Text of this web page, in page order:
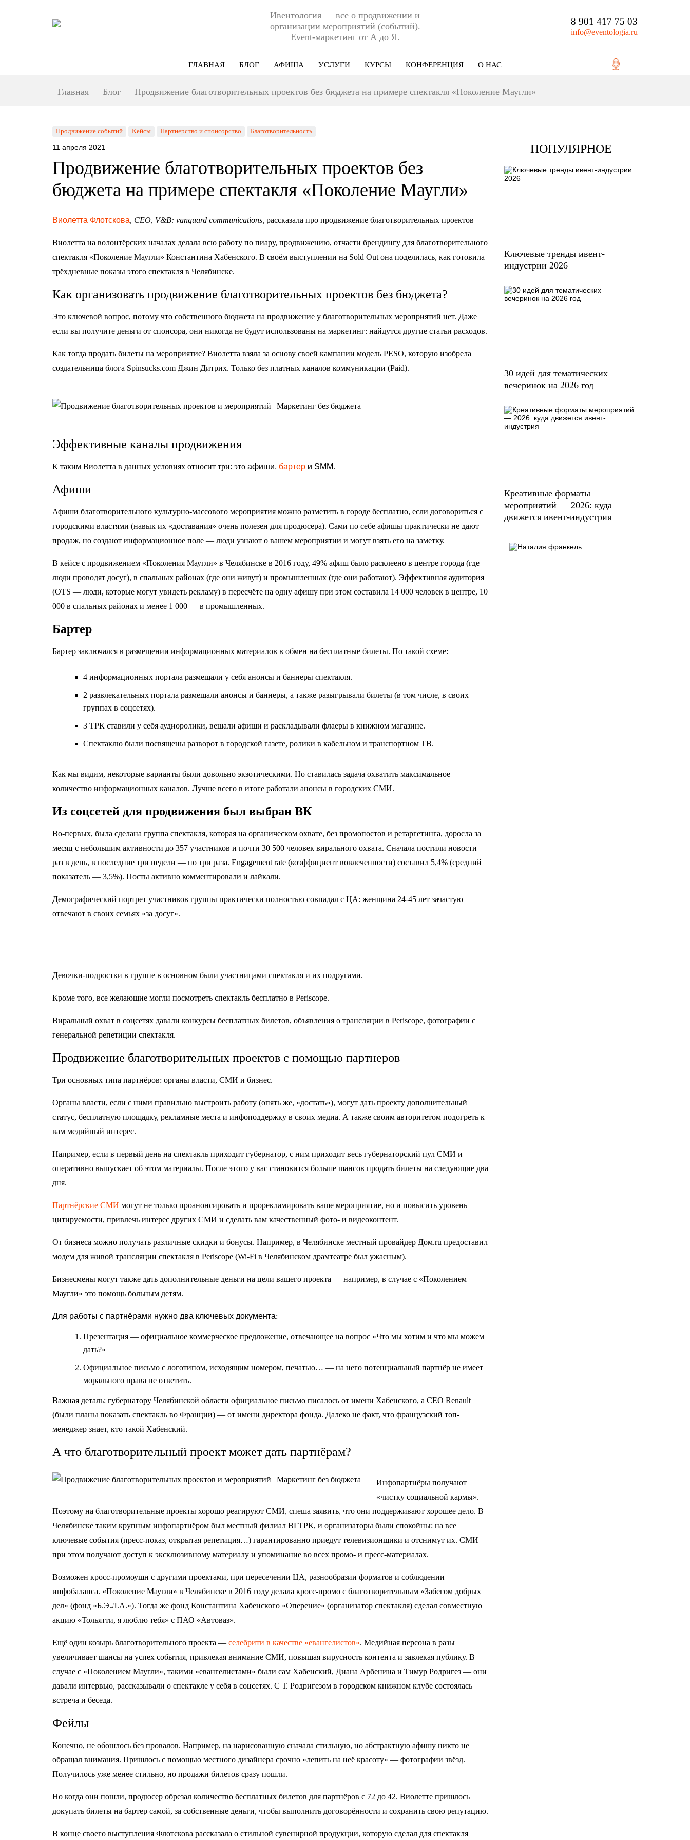
Ивентология — все о продвижении и
организации мероприятий (событий).
Event-маркетинг от А до Я.
8 901 417 75 03
info@eventologia.ru
ГЛАВНАЯ БЛОГ АФИША УСЛУГИ КУРСЫ КОНФЕРЕНЦИЯ О НАС
Главная Блог Продвижение благотворительных проектов без бюджета на примере спектакля «Поколение Маугли»
Продвижение событий Кейсы Партнерство и спонсорство Благотворительность
11 апреля 2021
Продвижение благотворительных проектов без
бюджета на примере спектакля «Поколение Маугли»
Виолетта Флотскова, CEO, V&B: vanguard communications, рассказала про продвижение благотворительных проектов
Виолетта на волонтёрских началах делала всю работу по пиару, продвижению, отчасти брендингу для благотворительного
спектакля «Поколение Маугли» Константина Хабенского. В своём выступлении на Sold Out она поделилась, как готовила
трёхдневные показы этого спектакля в Челябинске.
Как организовать продвижение благотворительных проектов без бюджета?
Это ключевой вопрос, потому что собственного бюджета на продвижение у благотворительных мероприятий нет. Даже
если вы получите деньги от спонсора, они никогда не будут использованы на маркетинг: найдутся другие статьи расходов.
Как тогда продать билеты на мероприятие? Виолетта взяла за основу своей кампании модель PESO, которую изобрела
cоздательница блога Spinsucks.com Джин Дитрих. Только без платных каналов коммуникации (Paid).
Эффективные каналы продвижения
К таким Виолетта в данных условиях относит три: это афиши, бартер и SMM.
Афиши
Афиши благотворительного культурно-массового мероприятия можно разметить в городе бесплатно, если договориться с
городскими властями (навык их «доставания» очень полезен для продюсера). Сами по себе афишы практически не дают
продаж, но создают информационное поле — люди узнают о вашем мероприятии и могут взять его на заметку.
В кейсе с продвижением «Поколения Маугли» в Челябинске в 2016 году, 49% афиш было расклеено в центре города (где
люди проводят досуг), в спальных районах (где они живут) и промышленных (где они работают). Эффективная аудитория
(OTS — люди, которые могут увидеть рекламу) в пересчёте на одну афишу при этом составила 14 000 человек в центре, 10
000 в спальных районах и менее 1 000 — в промышленных.
Бартер
Бартер заключался в размещении информационных материалов в обмен на бесплатные билеты. По такой схеме:
4 информационных портала размещали у себя анонсы и баннеры спектакля.
2 развлекательных портала размещали анонсы и баннеры, а также разыгрывали билеты (в том числе, в своих
группах в соцсетях).
3 ТРК ставили у себя аудиоролики, вешали афиши и раскладывали флаеры в книжном магазине.
Спектаклю были посвящены разворот в городской газете, ролики в кабельном и транспортном ТВ.
Как мы видим, некоторые варианты были довольно экзотическими. Но ставилась задача охватить максимальное
количество информационных каналов. Лучше всего в итоге работали анонсы в городских СМИ.
Из соцсетей для продвижения был выбран ВК
Во-первых, была сделана группа спектакля, которая на органическом охвате, без промопостов и ретаргетинга, доросла за
месяц с небольшим активности до 357 участников и почти 30 500 человек вирального охвата. Сначала постили новости
раз в день, в последние три недели — по три раза. Engagement rate (коэффициент вовлеченности) составил 5,4% (средний
показатель — 3,5%). Посты активно комментировали и лайкали.
Демографический портрет участников группы практически полностью совпадал с ЦА: женщина 24-45 лет зачастую
отвечают в своих семьях «за досуг».
Девочки-подростки в группе в основном были участницами спектакля и их подругами.
Кроме того, все желающие могли посмотреть спектакль бесплатно в Periscope.
Виральный охват в соцсетях давали конкурсы бесплатных билетов, объявления о трансляции в Periscope, фотографии с
генеральной репетиции спектакля.
Продвижение благотворительных проектов с помощью партнеров
Три основных типа партнёров: органы власти, СМИ и бизнес.
Органы власти, если с ними правильно выстроить работу (опять же, «достать»), могут дать проекту дополнительный
статус, бесплатную площадку, рекламные места и инфоподдержку в своих медиа. А также своим авторитетом подогреть к
вам медийный интерес.
Например, если в первый день на спектакль приходит губернатор, с ним приходит весь губернаторский пул СМИ и
оперативно выпускает об этом материалы. После этого у вас становится больше шансов продать билеты на следующие два
дня.
Партнёрские СМИ могут не только проанонсировать и прорекламировать ваше мероприятие, но и повысить уровень
цитируемости, привлечь интерес других СМИ и сделать вам качественный фото- и видеоконтент.
От бизнеса можно получать различные скидки и бонусы. Например, в Челябинске местный провайдер Дом.ru предоставил
модем для живой трансляции спектакля в Periscope (Wi-Fi в Челябинском драмтеатре был ужасным).
Бизнесмены могут также дать дополнительные деньги на цели вашего проекта — например, в случае с «Поколением
Маугли» это помощь больным детям.
Для работы с партнёрами нужно два ключевых документа:
Презентация — официальное коммерческое предложение, отвечающее на вопрос «Что мы хотим и что мы можем
дать?»
Официальное письмо с логотипом, исходящим номером, печатью… — на него потенциальный партнёр не имеет
морального права не ответить.
Важная деталь: губернатору Челябинской области официальное письмо писалось от имени Хабенского, а CEO Renault
(были планы показать спектакль во Франции) — от имени директора фонда. Далеко не факт, что французский топ-
менеджер знает, кто такой Хабенский.
А что благотворительный проект может дать партнёрам?
Инфопартнёры получают
«чистку социальной кармы».
Поэтому на благотворительные проекты хорошо реагируют СМИ, спеша заявить, что они поддерживают хорошее дело. В
Челябинске таким крупным инфопартнёром был местный филиал ВГТРК, и организаторы были спокойны: на все
ключевые события (пресс-показ, открытая репетиция…) гарантированно приедут телевизионщики и отснимут их. СМИ
при этом получают доступ к эксклюзивному материалу и упоминание во всех промо- и пресс-материалах.
Возможен кросс-промоушн с другими проектами, при пересечении ЦА, разнообразии форматов и соблюдении
инфобаланса. «Поколение Маугли» в Челябинске в 2016 году делала кросс-промо с благотворительным «Забегом добрых
дел» (фонд «Б.Э.Л.А.»). Тогда же фонд Константина Хабенского «Оперение» (организатор спектакля) сделал совместную
акцию «Тольятти, я люблю тебя» с ПАО «Автоваз».
Ещё один козырь благотворительного проекта — селебрити в качестве «евангелистов». Медийная персона в разы
увеличивает шансы на успех события, привлекая внимание СМИ, повышая вирусность контента и завлекая публику. В
случае с «Поколением Маугли», такими «евангелистами» были сам Хабенский, Диана Арбенина и Тимур Родригез — они
давали интервью, рассказывали о спектакле у себя в соцсетях. С Т. Родригезом в городском книжном клубе состоялась
встреча и беседа.
Фейлы
Конечно, не обошлось без провалов. Например, на нарисованную сначала стильную, но абстрактную афишу никто не
обращал внимания. Пришлось с помощью местного дизайнера срочно «лепить на неё красоту» — фотографии звёзд.
Получилось уже менее стильно, но продажи билетов сразу пошли.
Но когда они пошли, продюсер обрезал количество бесплатных билетов для партнёров с 72 до 42. Виолетте пришлось
докупать билеты на бартер самой, за собственные деньги, чтобы выполнить договорённости и сохранить свою репутацию.
В конце своего выступления Флотскова рассказала о стильной сувенирной продукции, которую сделал для спектакля
ПОПУЛЯРНОЕ
Ключевые тренды ивент-
индустрии 2026
30 идей для тематических
вечеринок на 2026 год
Креативные форматы
мероприятий — 2026: куда
движется ивент-индустрия